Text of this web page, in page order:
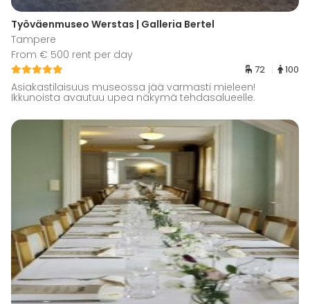
Työväenmuseo Werstas | Galleria Bertel
Tampere
From € 500 rent per day
72 100
Asiakastilaisuus museossa jää varmasti mieleen!
Ikkunoista avautuu upea näkymä tehdasalueelle.